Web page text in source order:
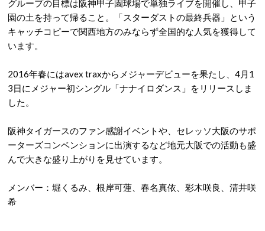
グループの目標は阪神甲子園球場で単独ライブを開催し、甲子
園の土を持って帰ること。「スターダストの最終兵器」という
キャッチコピーで関西地方のみならず全国的な人気を獲得して
います。
2016年春にはavex traxからメジャーデビューを果たし、4月1
3日にメジャー初シングル「ナナイロダンス」をリリースしま
した。
阪神タイガースのファン感謝イベントや、セレッソ大阪のサポ
ーターズコンベンションに出演するなど地元大阪での活動も盛
んで大きな盛り上がりを見せています。
メンバー：堀くるみ、根岸可蓮、春名真依、彩木咲良、清井咲
希